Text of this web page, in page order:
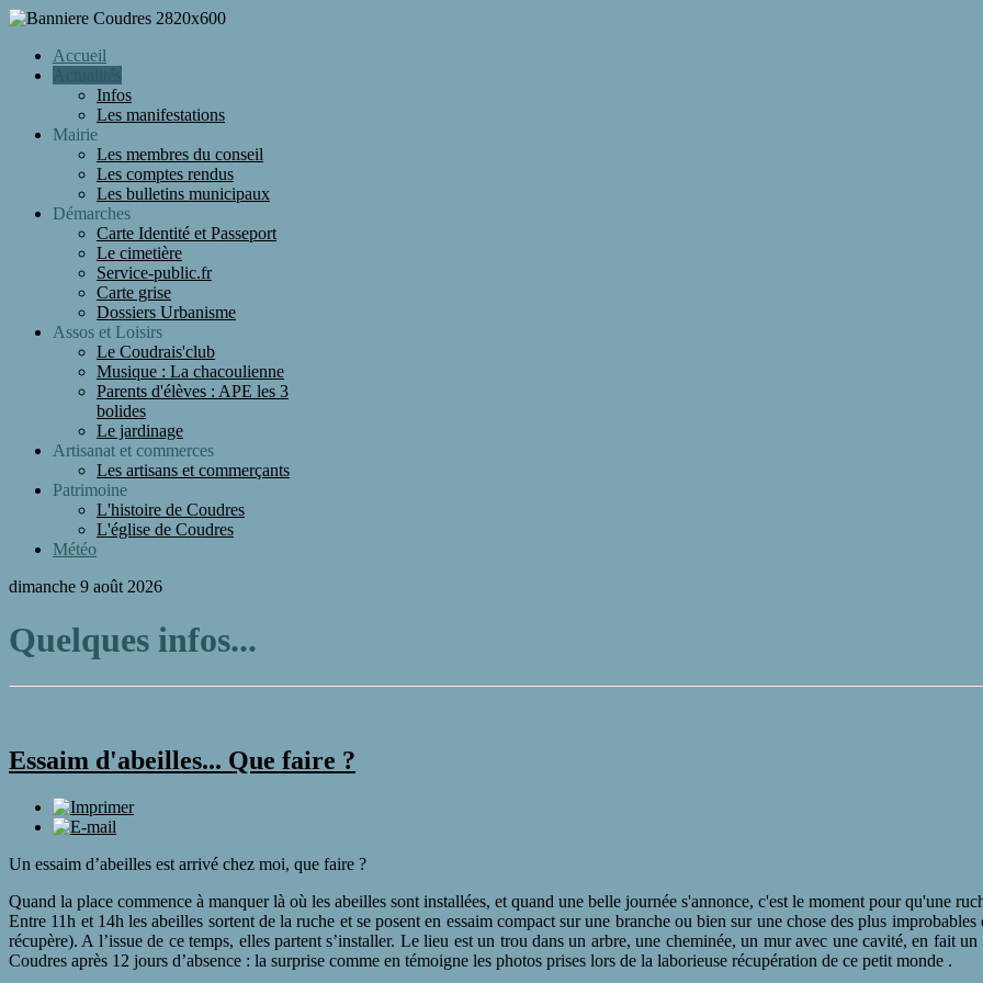
Accueil
Infos
Les manifestations
Mairie
Les membres du conseil
Les comptes rendus
Les bulletins municipaux
Démarches
Carte Identité et Passeport
Le cimetière
Service-public.fr
Carte grise
Dossiers Urbanisme
Assos et Loisirs
Le Coudrais'club
Musique : La chacoulienne
Parents d'élèves : APE les 3
bolides
Le jardinage
Artisanat et commerces
Les artisans et commerçants
Patrimoine
L'histoire de Coudres
L'église de Coudres
Météo
dimanche 9 août 2026
Quelques infos...
Essaim d'abeilles... Que faire ?
Un essaim d’abeilles est arrivé chez moi, que faire ?
Quand la place commence à manquer là où les abeilles sont installées, et quand une belle journée s'annonce, c'est le moment pour qu'une
Entre 11h et 14h les abeilles sortent de la ruche et se posent en essaim compact sur une branche ou bien sur une chose des plus
récupère). A l’issue de ce temps, elles partent s’installer. Le lieu est un trou dans un arbre, une cheminée, un mur avec une cavité, en fait
Coudres après 12 jours d’absence : la surprise comme en témoigne les photos prises lors de la laborieuse récupération de ce petit monde .